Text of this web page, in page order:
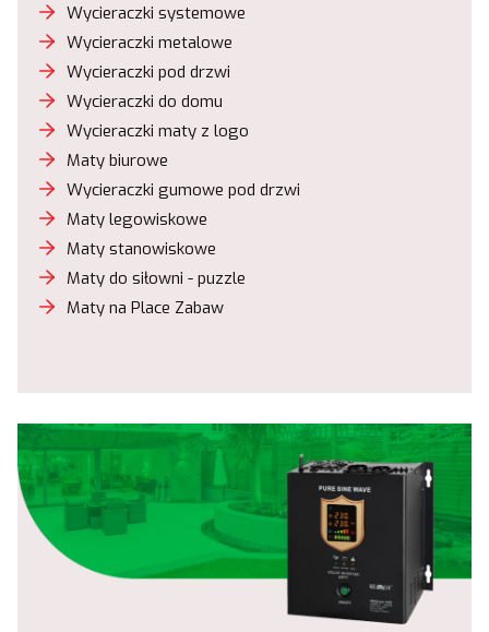
Wycieraczki systemowe
Wycieraczki metalowe
Wycieraczki pod drzwi
Wycieraczki do domu
Wycieraczki maty z logo
Maty biurowe
Wycieraczki gumowe pod drzwi
Maty legowiskowe
Maty stanowiskowe
Maty do siłowni - puzzle
Maty na Place Zabaw